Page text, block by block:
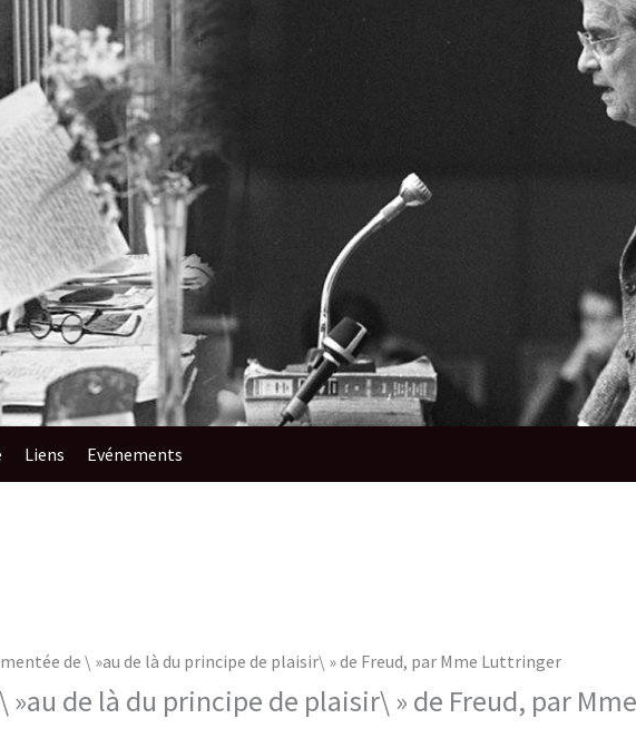
Liens Evénements
de \ »au de là du principe de plaisir\ » de Freud, par Mme Luttringer
de là du principe de plaisir\ » de Freud, par